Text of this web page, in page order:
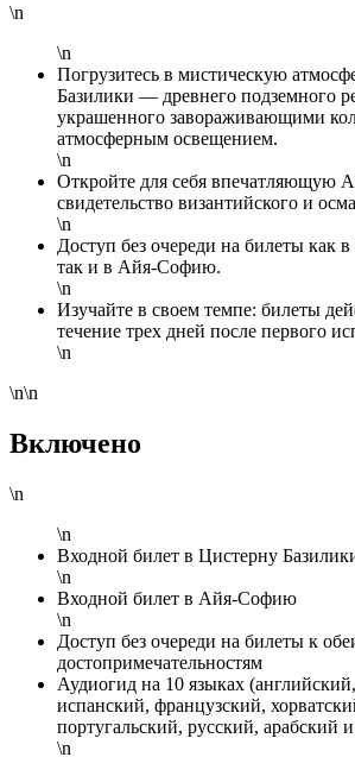
\n
\n
Погрузитесь в мистическую
Базилики — древнего подземного
украшенного завораживающими
атмосферным освещением.
\n
Откройте для себя
свидетельство византийского и
\n
Доступ без очереди на билеты как
так и в Айя-Софию.
\n
Изучайте в своем темпе: билеты
течение трех дней после первого
\n
\n\n
Включено
\n
\n
Входной билет в Цистерну
\n
Входной билет в Айя-Софию
\n
Доступ без очереди на билеты к
достопримечательностям
Аудиогид на 10 языках
испанский, французский,
португальский, русский, арабский
\n